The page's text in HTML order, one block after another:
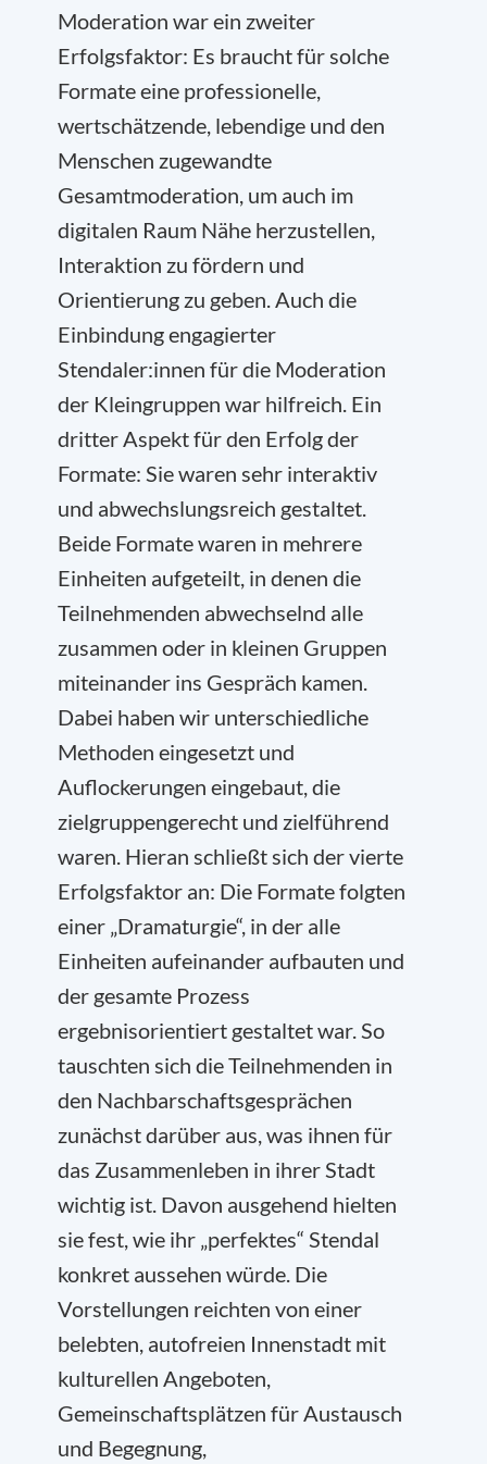
Moderation war ein zweiter
Erfolgsfaktor: Es braucht für solche
Formate eine professionelle,
wertschätzende, lebendige und den
Menschen zugewandte
Gesamtmoderation, um auch im
digitalen Raum Nähe herzustellen,
Interaktion zu fördern und
Orientierung zu geben. Auch die
Einbindung engagierter
Stendaler:innen für die Moderation
der Kleingruppen war hilfreich. Ein
dritter Aspekt für den Erfolg der
Formate: Sie waren sehr interaktiv
und abwechslungsreich gestaltet.
Beide Formate waren in mehrere
Einheiten aufgeteilt, in denen die
Teilnehmenden abwechselnd alle
zusammen oder in kleinen Gruppen
miteinander ins Gespräch kamen.
Dabei haben wir unterschiedliche
Methoden eingesetzt und
Auflockerungen eingebaut, die
zielgruppengerecht und zielführend
waren. Hieran schließt sich der vierte
Erfolgsfaktor an: Die Formate folgten
einer „Dramaturgie“, in der alle
Einheiten aufeinander aufbauten und
der gesamte Prozess
ergebnisorientiert gestaltet war. So
tauschten sich die Teilnehmenden in
den Nachbarschaftsgesprächen
zunächst darüber aus, was ihnen für
das Zusammenleben in ihrer Stadt
wichtig ist. Davon ausgehend hielten
sie fest, wie ihr „perfektes“ Stendal
konkret aussehen würde. Die
Vorstellungen reichten von einer
belebten, autofreien Innenstadt mit
kulturellen Angeboten,
Gemeinschaftsplätzen für Austausch
und Begegnung,